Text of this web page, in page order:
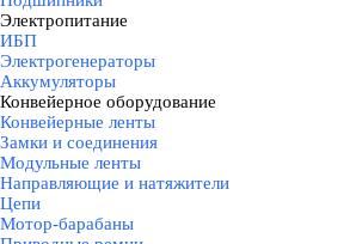
Электропитание
ИБП
Электрогенераторы
Аккумуляторы
Конвейерное оборудование
Конвейерные ленты
Замки и соединения
Модульные ленты
Направляющие и натяжители
Цепи
Мотор-барабаны